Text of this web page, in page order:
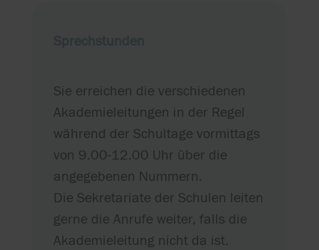
Sie erreichen die verschiedenen
Akademieleitungen in der Regel
während der Schultage vormittags
von 9.00-12.00 Uhr über die
angegebenen Nummern.
Die Sekretariate der Schulen leiten
gerne die Anrufe weiter, falls die
Akademieleitung nicht da ist.